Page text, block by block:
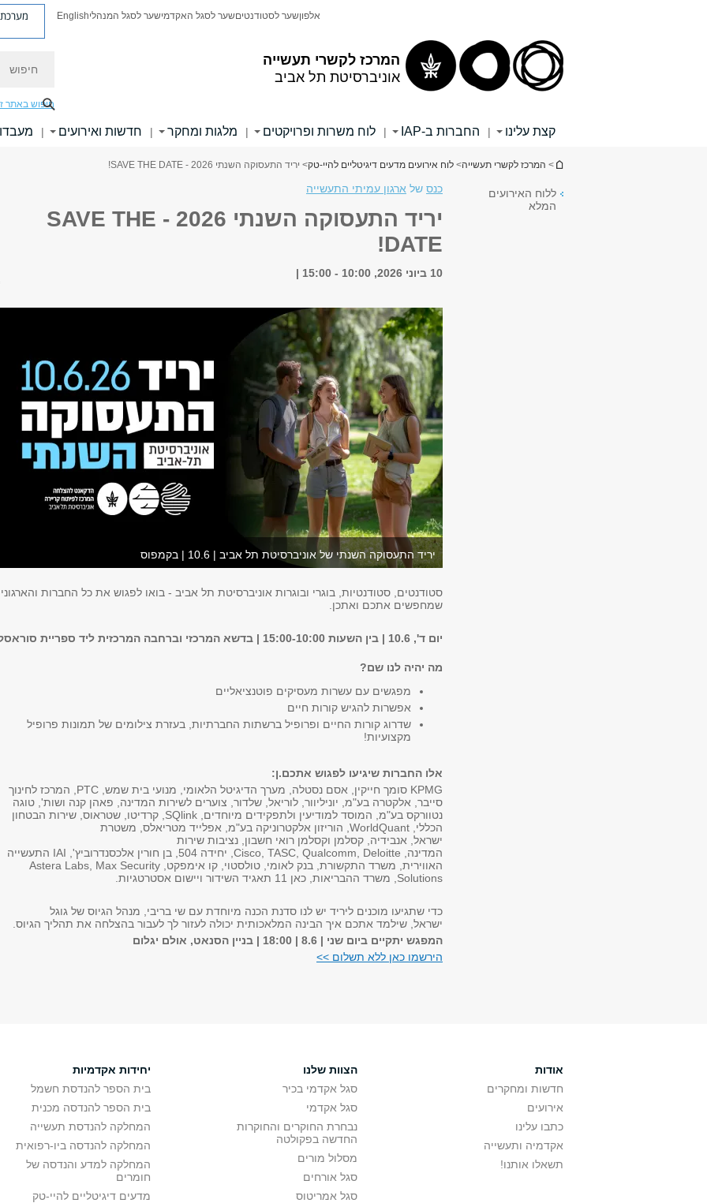
המרכז לקשרי תעשייה
אוניברסיטת תל אביב
אלפוןשער לסטודנטיםשער לסגל האקדמישער לסגל המנהליEnglish מערכת
חיפוש באתר
קצת עלינו | החברות ב-IAP | לוח משרות ופרויקטים | מלגות ומחקר | חדשות ואירועים |
הינך נמצא כאן
> המרכז לקשרי תעשייה> לוח אירועים מדעים דיגיטליים להיי-טק> יריד התעסוקה השנתי 2026 - SAVE THE DATE!
ללוח האירועים
המלא
כנס של ארגון עמיתי התעשייה
יריד התעסוקה השנתי 2026 - SAVE THE
DATE!
10 ביוני 2026, 10:00 - 15:00
יריד התעסוקה השנתי של אוניברסיטת תל אביב | 10.6 | בקמפוס
סטודנטים, סטודנטיות, בוגרי ובוגרות אוניברסיטת תל אביב - בואו לפגוש את כל החברות
שמחפשים אתכם ואתכן.
יום ד', 10.6 | בין השעות 15:00-10:00 | בדשא המרכזי וברחבה המרכזית ליד ספריית סוראסקי
מה יהיה לנו שם?
מפגשים עם עשרות מעסיקים פוטנציאליים
אפשרות להגיש קורות חיים
שדרוג קורות החיים ופרופיל ברשתות החברתיות, בעזרת צילומים של תמונות פרופיל
מקצועיות!
אלו החברות שיגיעו לפגוש אתכם.ן:
KPMG סומך חייקין, אסם נסטלה, מערך הדיגיטל הלאומי, מנועי בית שמש, PTC, המרכז לחינוך
סייבר, אלקטרה בע"מ, יוניליוור, לוריאל, שלדור, צוערים לשירות המדינה, פאהן קנה ושות', טוגה
נטוורקס בע"מ, המוסד למודיעין ולתפקידים מיוחדים, SQlink, קרדיטו, שטראוס, שירות הבטחון
הכללי, WorldQuant, הוריזון אלקטרוניקה בע"מ, אפלייד מטריאלס, משטרת
ישראל, אנבידיה, קסלמן וקסלמן רואי חשבון, נציבות שירות
המדינה, Cisco, TASC, Qualcomm, Deloitte, יחידה 504, בן חורין אלכסנדרוביץ', IAI התעשייה
האווירית, משרד התקשורת, בנק לאומי, טולסטוי, קו אימפקט, Astera Labs, Max Security
Solutions, משרד ההבריאות, כאן 11 תאגיד השידור ויישום אסטרטגיות.
כדי שתגיעו מוכנים ליריד יש לנו סדנת הכנה מיוחדת עם שי בריבי, מנהל הגיוס של גוגל
ישראל, שילמד אתכם איך הבינה המלאכותית יכולה לעזור לך לעבור בהצלחה את תהליך הגיוס.
המפגש יתקיים ביום שני | 8.6 | 18:00 | בניין הסנאט, אולם יגלום
הירשמו כאן ללא תשלום >>
אודות
חדשות ומחקרים
אירועים
כתבו עלינו
אקדמיה ותעשייה
תשאלו אותנו!
הצוות שלנו
סגל אקדמי בכיר
סגל אקדמי
נבחרת החוקרים והחוקרות
החדשה בפקולטה
מסלול מורים
סגל אורחים
סגל אמריטוס
יחידות אקדמיות
בית הספר להנדסת חשמל
בית הספר להנדסה מכנית
המחלקה להנדסת תעשייה
המחלקה להנדסה ביו-רפואית
המחלקה למדע והנדסה של
חומרים
מדעים דיגיטליים להיי-טק